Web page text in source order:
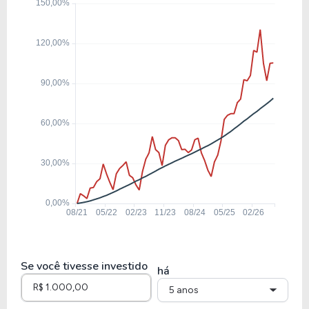
ENGI11
2,40 18,19%
Se você tivesse investido há
5 anos